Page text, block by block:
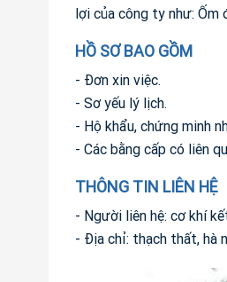
lợi của công ty như: Ốm
HỒ SƠ BAO GỒM
- Đơn xin việc.
- Sơ yếu lý lịch.
- Hộ khẩu, chứng minh
- Các bằng cấp có liên
THÔNG TIN LIÊN HỆ
- Người liên hệ: cơ khí
- Địa chỉ: thạch thất, hà